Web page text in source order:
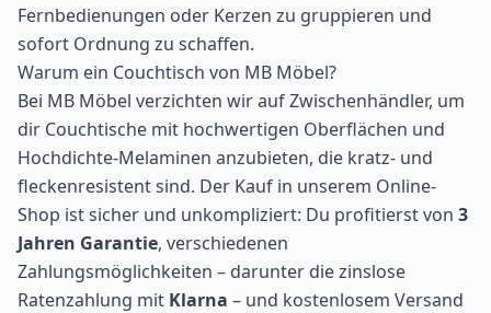
Fernbedienungen oder Kerzen zu gruppieren und
sofort Ordnung zu schaffen.
Warum ein Couchtisch von MB Möbel?
Bei MB Möbel verzichten wir auf Zwischenhändler, um
dir Couchtische mit hochwertigen Oberflächen und
Hochdichte-Melaminen anzubieten, die kratz- und
fleckenresistent sind. Der Kauf in unserem Online-
Shop ist sicher und unkompliziert: Du profitierst von 3
Jahren Garantie, verschiedenen
Zahlungsmöglichkeiten – darunter die zinslose
Ratenzahlung mit Klarna – und kostenlosem Versand